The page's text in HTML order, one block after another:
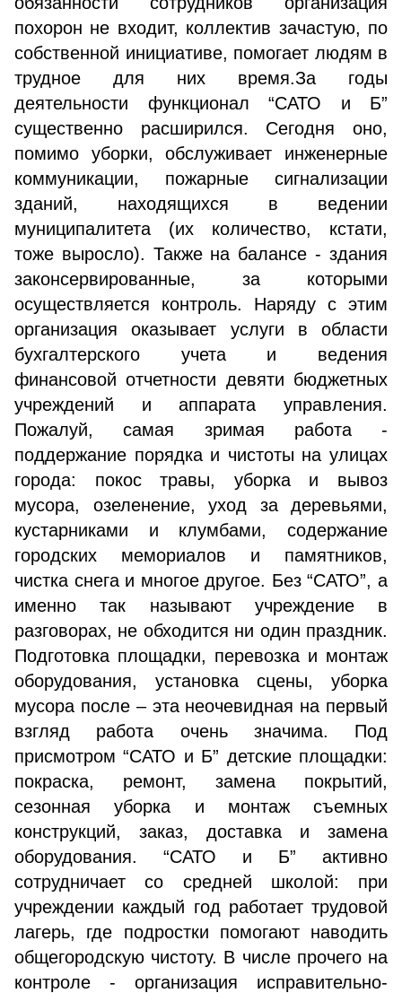
похорон не входит, коллектив зачастую, по
собственной инициативе, помогает людям в
трудное для них время.За годы
деятельности функционал “САТО и Б”
существенно расширился. Сегодня оно,
помимо уборки, обслуживает инженерные
коммуникации, пожарные сигнализации
зданий, находящихся в ведении
муниципалитета (их количество, кстати,
тоже выросло). Также на балансе - здания
законсервированные, за которыми
осуществляется контроль. Наряду с этим
организация оказывает услуги в области
бухгалтерского учета и ведения
финансовой отчетности девяти бюджетных
учреждений и аппарата управления.
Пожалуй, самая зримая работа -
поддержание порядка и чистоты на улицах
города: покос травы, уборка и вывоз
мусора, озеленение, уход за деревьями,
кустарниками и клумбами, содержание
городских мемориалов и памятников,
чистка снега и многое другое. Без “САТО”, а
именно так называют учреждение в
разговорах, не обходится ни один праздник.
Подготовка площадки, перевозка и монтаж
оборудования, установка сцены, уборка
мусора после – эта неочевидная на первый
взгляд работа очень значима. Под
присмотром “САТО и Б” детские площадки:
покраска, ремонт, замена покрытий,
сезонная уборка и монтаж съемных
конструкций, заказ, доставка и замена
оборудования. “САТО и Б” активно
сотрудничает со средней школой: при
учреждении каждый год работает трудовой
лагерь, где подростки помогают наводить
общегородскую чистоту. В числе прочего на
контроле - организация исправительно-